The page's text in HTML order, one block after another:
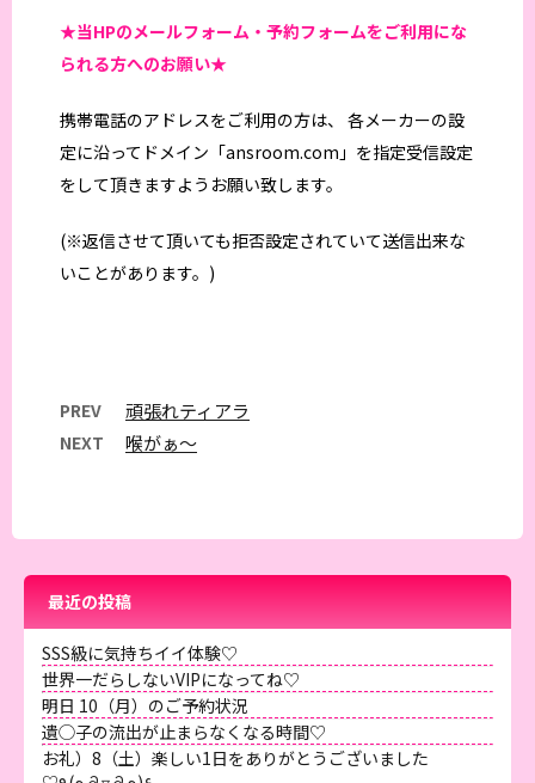
★当HPのメールフォーム・予約フォームをご利用にな
られる方へのお願い★
携帯電話のアドレスをご利用の方は、 各メーカーの設
定に沿ってドメイン「ansroom.com」を指定受信設定
をして頂きますようお願い致します。
(※返信させて頂いても拒否設定されていて送信出来な
いことがあります。)
PREV 頑張れティアラ
NEXT 喉がぁ〜
最近の投稿
SSS級に気持ちイイ体験♡
世界一だらしないVIPになってね♡
明日 10（月）のご予約状況
遺◯子の流出が止まらなくなる時間♡
お礼）8（土）楽しい1日をありがとうございました